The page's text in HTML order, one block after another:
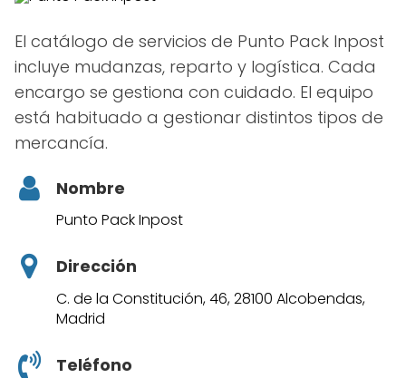
El catálogo de servicios de Punto Pack Inpost
incluye mudanzas, reparto y logística. Cada
encargo se gestiona con cuidado. El equipo
está habituado a gestionar distintos tipos de
mercancía.
Nombre
Punto Pack Inpost
Dirección
C. de la Constitución, 46, 28100 Alcobendas,
Madrid
Teléfono